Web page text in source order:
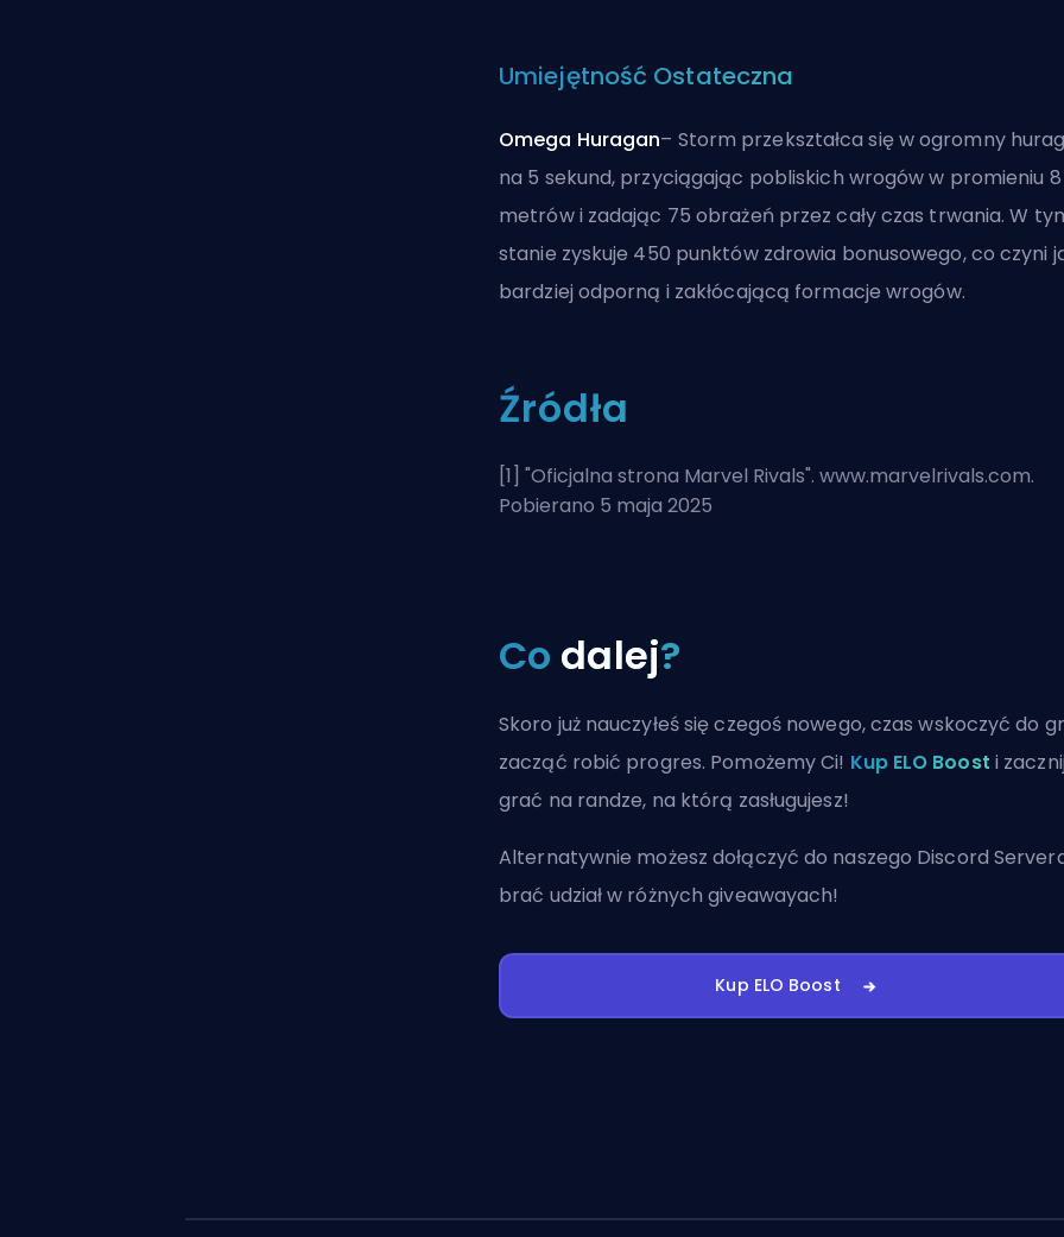
Umiejętność Ostateczna
Omega Huragan– Storm przekształca się w ogromny
na 5 sekund, przyciągając pobliskich wrogów w promieniu 8
metrów i zadając 75 obrażeń przez cały czas trwania. W
stanie zyskuje 450 punktów zdrowia bonusowego, co czyni
bardziej odporną i zakłócającą formacje wrogów.
Źródła
[1] "Oficjalna strona Marvel Rivals". www.marvelrivals.com.
Pobierano 5 maja 2025
Co dalej?
Skoro już nauczyłeś się czegoś nowego, czas wskoczyć do
zacząć robić progres. Pomożemy Ci! Kup ELO Boost i zacznij
grać na randze, na którą zasługujesz!
Alternatywnie możeszdołączyć do naszego Discord
brać udział w różnych giveawayach!
Kup ELO Boost